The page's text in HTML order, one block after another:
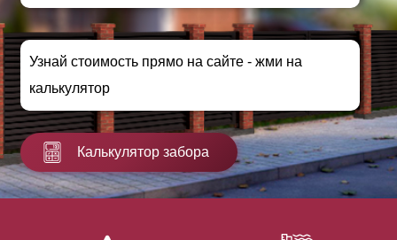
Узнай стоимость прямо на сайте - жми на
калькулятор
Калькулятор забора